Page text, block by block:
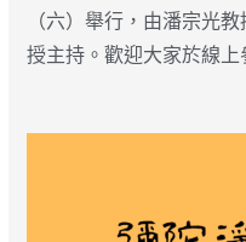
（六）舉行，由潘宗光
授主持。歡迎大家於線上